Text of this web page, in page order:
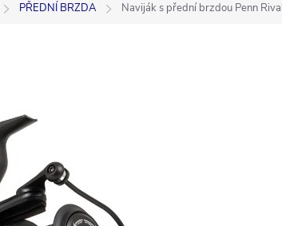
PŘEDNÍ BRZDA Naviják s přední brzdou Penn